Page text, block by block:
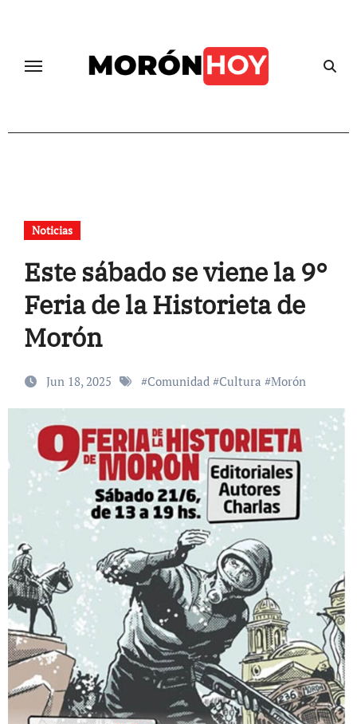
Noticias
Este sábado se viene la 9°
Feria de la Historieta de
Morón
Jun 18, 2025 #Comunidad #Cultura #Morón